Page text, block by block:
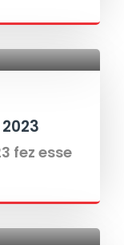
fez esse